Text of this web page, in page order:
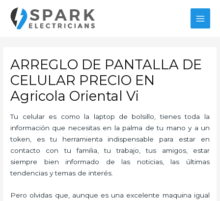
contenido
ARREGLO DE PANTALLA DE
CELULAR PRECIO EN
Agricola Oriental Vi
Tu celular es como la laptop de bolsillo, tienes toda la
información que necesitas en la palma de tu mano y a un
token, es tu herramienta indispensable para estar en
contacto con tu familia, tu trabajo, tus amigos, estar
siempre bien informado de las noticias, las últimas
tendencias y temas de interés.
Pero olvidas que, aunque es una excelente maquina igual